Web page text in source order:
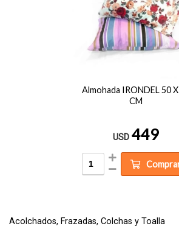
Acolchados, Frazadas, Colchas y Toalla
Almohada IRONDEL 50
CM
USD 449